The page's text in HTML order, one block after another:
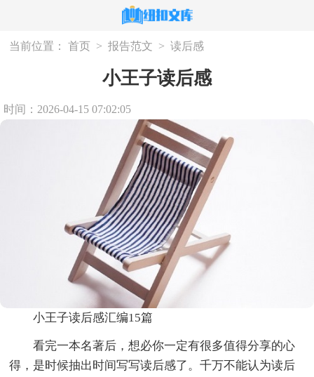
当前位置： 首页 > 报告范文 > 读后感
小王子读后感
时间：2026-04-15 07:02:05
小王子读后感汇编15篇
看完一本名著后，想必你一定有很多值得分享的心
得，是时候抽出时间写写读后感了。千万不能认为读后